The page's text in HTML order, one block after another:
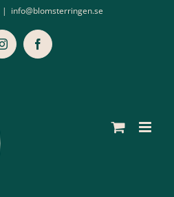
| info@blomsterringen.se
InstagramFacebook